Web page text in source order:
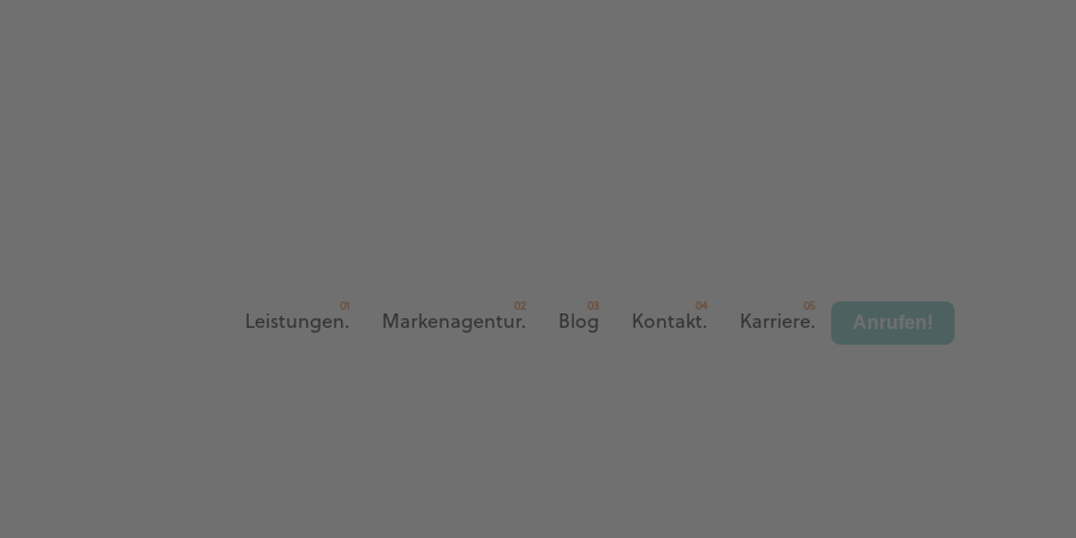
Leistungen. Markenagentur. Blog Kontakt. Karriere. Anrufen!